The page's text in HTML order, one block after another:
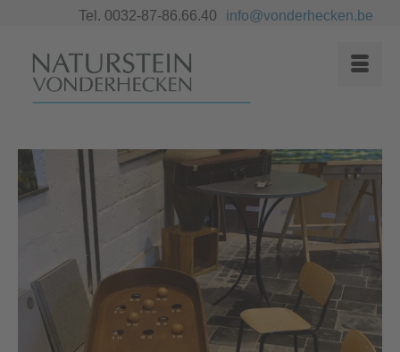
Tel. 0032-87-86.66.40 info@vonderhecken.be